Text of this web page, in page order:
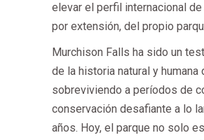
elevar el perfil internacional de
por extensión, del propio
Murchison Falls ha sido un
de la historia natural y humana
sobreviviendo a períodos de
conservación desafiante a lo
años. Hoy, el parque no solo